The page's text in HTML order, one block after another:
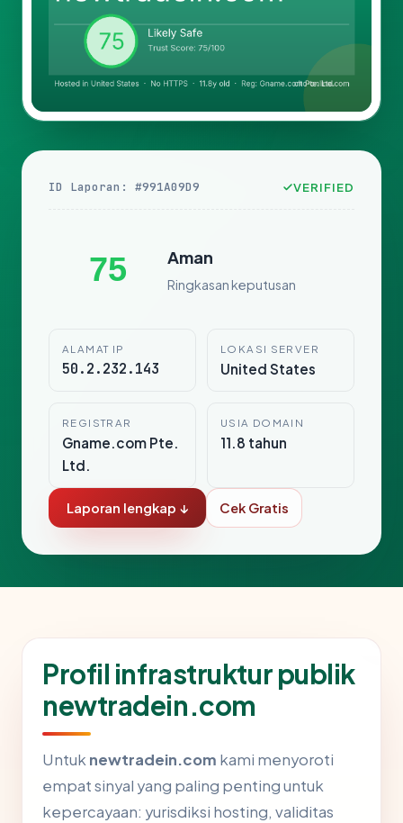
ID Laporan: #991A09D9 VERIFIED
75 Aman
Ringkasan keputusan
ALAMAT IP
50.2.232.143
LOKASI SERVER
United States
REGISTRAR
Gname.com Pte.
Ltd.
USIA DOMAIN
11.8 tahun
Laporan lengkap ↓ Cek Gratis
Profil infrastruktur publik
newtradein.com
Untuknewtradein.com kami menyoroti
empat sinyal yang paling penting untuk
kepercayaan: yurisdiksi hosting, validitas